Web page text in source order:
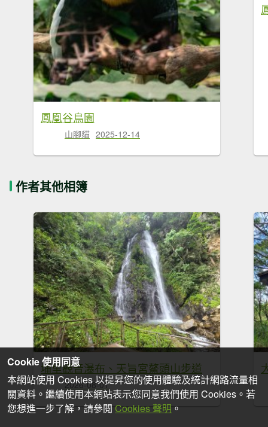
鳳凰谷鳥園
山腳貓 2025-12-14
作者其他相簿
埔里觀音瀑布、天旨宮鰲頭山步道
2026-08-01
Cookie 使用同意
本網站使用 Cookies 以提昇您的使用體驗及統計網路流量相
關資料。繼續使用本網站表示您同意我們使用 Cookies。若
您想進一步了解，請參閱 Cookies 聲明 。